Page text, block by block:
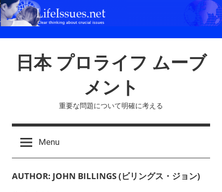
Skip
to
日本 プロライフ ムーブ
メント
重要な問題について明確に考える
Menu
AUTHOR: JOHN BILLINGS (ビリングス・ジョン)